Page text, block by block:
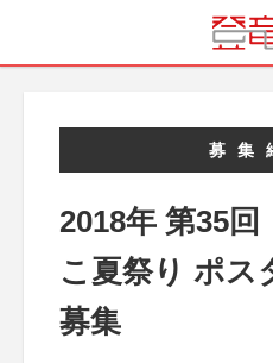
募集
2018年 第35回
こ夏祭り ポス
募集